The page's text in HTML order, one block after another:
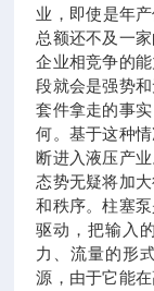
业，即使是年
总额还不及一
企业相竞争的
段就会是强势
套件拿走的事
何。基于这种
断进入液压产
态势无疑将加
和秩序。柱塞
驱动，把输入
力、流量的形
源，由于它能